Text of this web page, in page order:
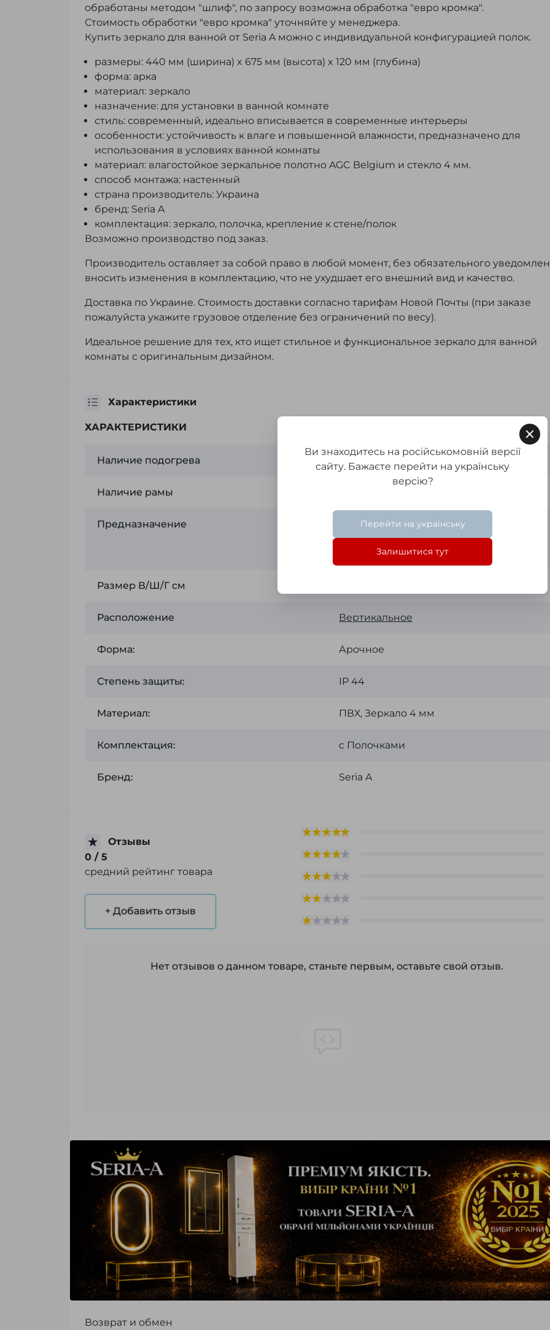
обработаны методом "шлиф", по запросу возможна обработка "евро кромка".
Стоимость обработки "евро кромка" уточняйте у менеджера.
Купить зеркало для ванной от Seria A можно с индивидуальной конфигурацией полок.
размеры: 440 мм (ширина) x 675 мм (высота) x 120 мм (глубина)
форма: арка
материал: зеркало
назначение: для установки в ванной комнате
стиль: современный, идеально вписывается в современные интерьеры
особенности: устойчивость к влаге и повышенной влажности, предназначено для
использования в условиях ванной комнаты
материал: влагостойкое зеркальное полотно AGC Belgium и стекло 4 мм.
способ монтажа: настенный
страна производитель: Украина
бренд: Seria A
комплектация: зеркало, полочка, крепление к стене/полок
Возможно производство под заказ.
Производитель оставляет за собой право в любой момент, без обязательного
вносить изменения в комплектацию, что не ухудшает его внешний вид и качество.
Доставка по Украине. Стоимость доставки согласно тарифам Новой Почты (при заказе
пожалуйста укажите грузовое отделение без ограничений по весу).
Идеальное решение для тех, кто ищет стильное и функциональное зеркало для ванной
комнаты с оригинальным дизайном.
Характеристики
ХАРАКТЕРИСТИКИ
Наличие подогрева Нет
Наличие рамы
Предназначение
Для дома, для отелей, для ванной
комнаты, в спальню, в гостиную, в
коридор, и прихожую
Размер В/Ш/Г см
Расположение Вертикальное
Форма: Арочное
Степень защиты: ІР 44
Материал: ПВХ, Зеркало 4 мм
Комплектация: с Полочками
Бренд: Seria A
Отзывы
0 / 5
средний рейтинг товара
+ Добавить отзыв
Нет отзывов о данном товаре, станьте первым, оставьте свой отзыв.
Возврат и обмен
Ви знаходитесь на російськомовній версії
сайту. Бажаєте перейти на українську
версію?
Перейти на українську
Залишитися тут